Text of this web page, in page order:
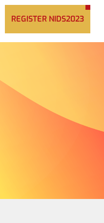
REGISTER NIDS2023